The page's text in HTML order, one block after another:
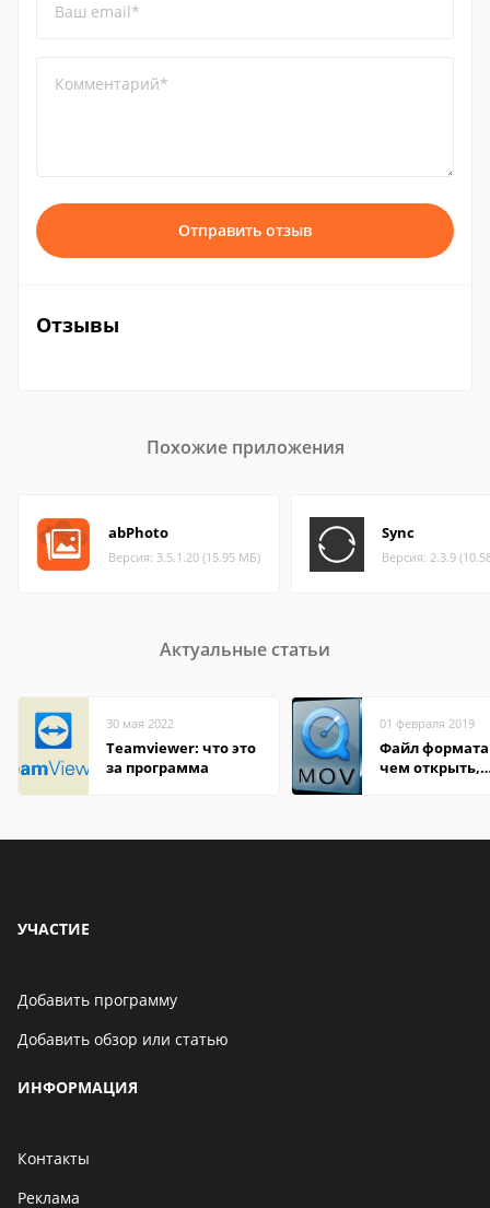
Ваш email*
Комментарий*
Отправить отзыв
Отзывы
Похожие приложения
abPhoto
Версия: 3.5.1.20 (15.95 МБ)
Sync
Версия: 2.3.9
Актуальные статьи
30 мая 2022
Teamviewer: что это
за программа
01 февраля 2019
Файл формата
чем открыть,
УЧАСТИЕ
Добавить программу
Добавить обзор или статью
ИНФОРМАЦИЯ
Контакты
Реклама